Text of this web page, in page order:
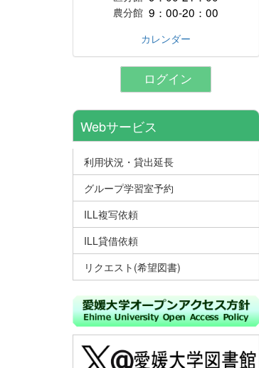
農分館 9：00-20：00
カレンダー
ログイン
Webサービス
利用状況・貸出延長
グループ学習室予約
ILL複写依頼
ILL貸借依頼
リクエスト(希望図書)